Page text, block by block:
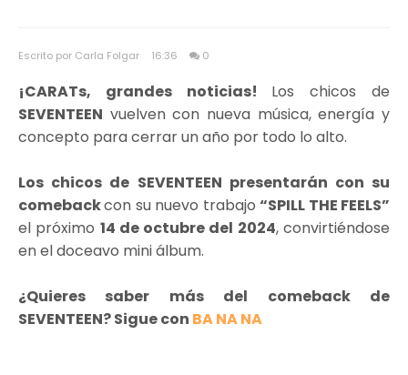
Escrito por Carla Folgar 16:36 0
¡CARATs, grandes noticias! Los chicos de
SEVENTEEN vuelven con nueva música, energía y
concepto para cerrar un año por todo lo alto.
Los chicos de SEVENTEEN presentarán con su
comebackcon su nuevo trabajo“SPILL THE FEELS”
el próximo 14 de octubre del 2024, convirtiéndose
en el doceavo mini álbum.
¿Quieres saber más del comeback de
SEVENTEEN? Sigue con BA NA NA